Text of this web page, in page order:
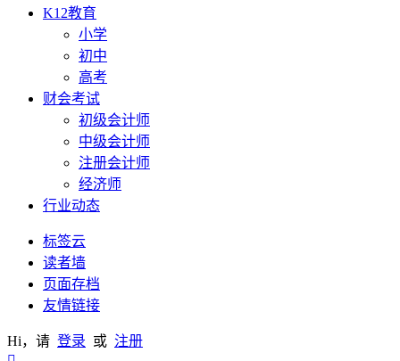
K12教育
小学
初中
高考
财会考试
初级会计师
中级会计师
注册会计师
经济师
行业动态
标签云
读者墙
页面存档
友情链接
Hi，请 登录 或 注册